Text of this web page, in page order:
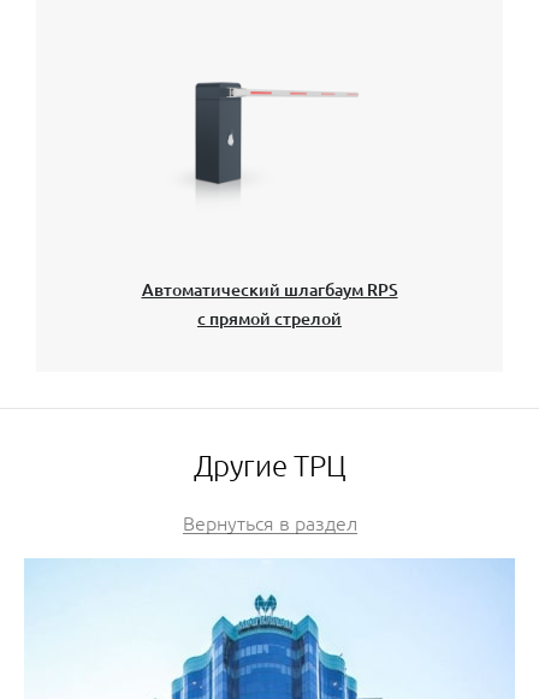
Автоматический шлагбаум RPS
с прямой стрелой
Другие ТРЦ
Вернуться в раздел